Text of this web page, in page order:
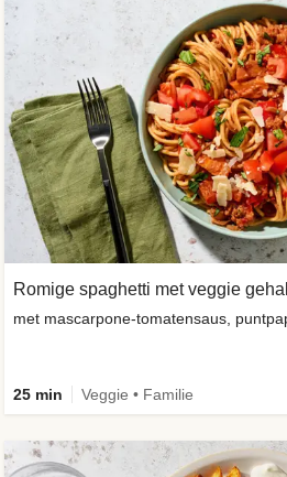
Romige spaghetti met veggie
met mascarpone-tomatensaus,
25 min Veggie • Familie